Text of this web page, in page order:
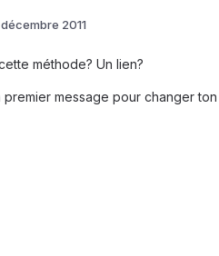
2011
méthode? Un lien?
message pour changer ton